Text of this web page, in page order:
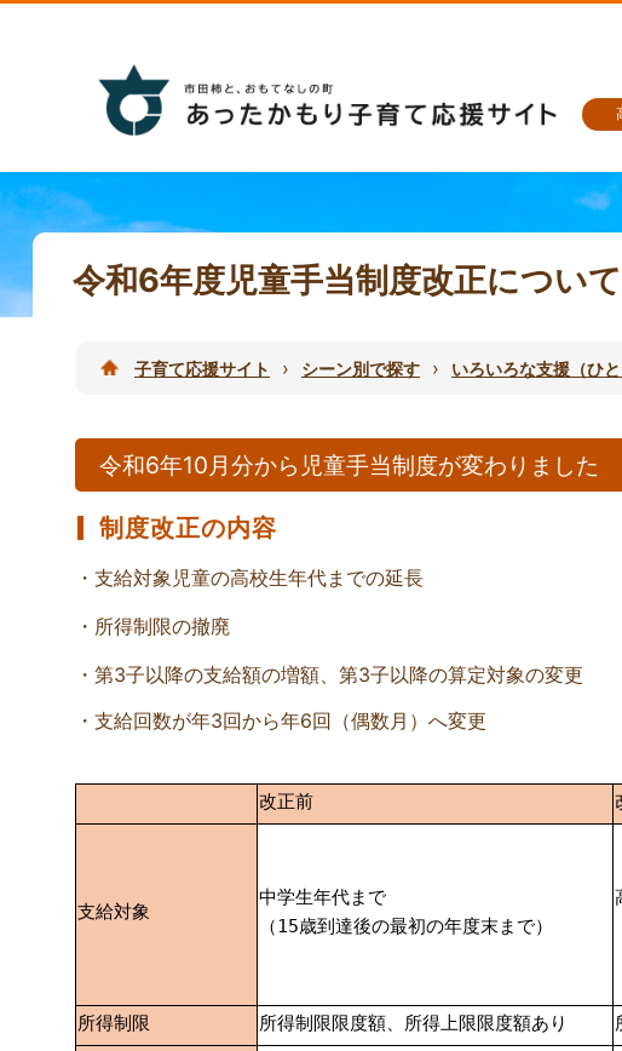
令和6年度児童手当制度改正について
子育て応援サイト › シーン別で探す › いろいろな支援（ひ
令和6年10月分から児童手当制度が変わりました
制度改正の内容
・支給対象児童の高校生年代までの延長
・所得制限の撤廃
・第3子以降の支給額の増額、第3子以降の算定対象の変更
・支給回数が年3回から年6回（偶数月）へ変更
改正前
支給対象
中学生年代まで
（15歳到達後の最初の年度末まで）
所得制限 所得制限限度額、所得上限限度額あり